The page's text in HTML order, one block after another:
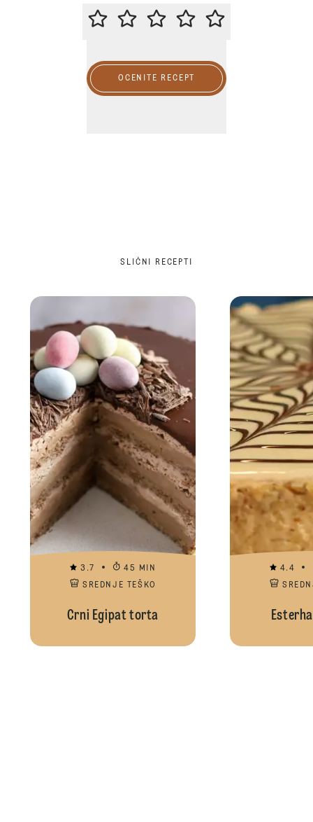
MOLIMO DA OCENITE OVAJ
OCENITE RECEPT
SLIČNI RECEPTI
3.7
45 MIN
SREDNJE TEŠKO
Crni Egipat torta
4.4